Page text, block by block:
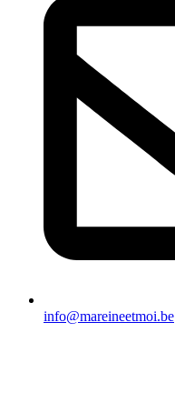
info@mareineetmoi.be